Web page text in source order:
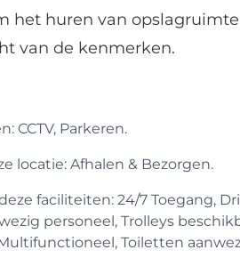
het huren van
van de kenmerken.
CCTV, Parkeren.
locatie: Afhalen & Bezorgen.
faciliteiten: 24/7 Toegang,
personeel, Trolleys
Toiletten